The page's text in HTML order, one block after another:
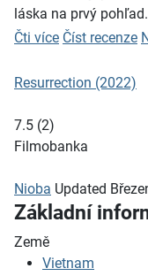
láska na prvý
Čti více Číst recenze
Resurrection (2022)
7.5 (2)
Filmobanka
Nioba Updated
Základní
Země
Vietnam